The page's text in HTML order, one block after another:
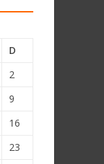
D
2
9
16
23